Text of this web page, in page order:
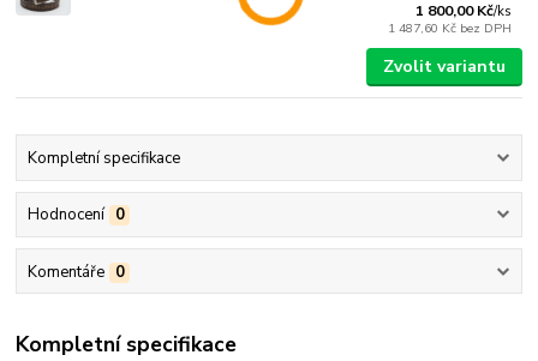
1 800,00 Kč/ks
1 487,60 Kč bez DPH
Zvolit variantu
Kompletní specifikace
Hodnocení 0
Komentáře 0
Kompletní specifikace